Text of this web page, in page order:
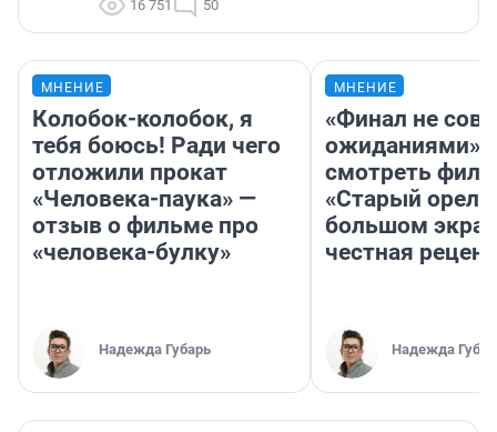
16 751 50
МНЕНИЕ
Колобок-колобок, я
тебя боюсь! Ради чего
отложили прокат
«Человека-паука» —
отзыв о фильме про
«человека-булку»
Надежда Губарь
МНЕНИЕ
«Финал не
ожиданиями»:
смотреть
«Старый орел»
большом
честная
Надежда